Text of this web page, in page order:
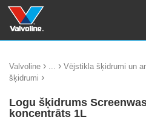
Valvoline › ... › Vējstikla šķidrumi un
šķidrumi ›
Logu šķidrums Screenwasher Antifreeze,
koncentrāts 1L